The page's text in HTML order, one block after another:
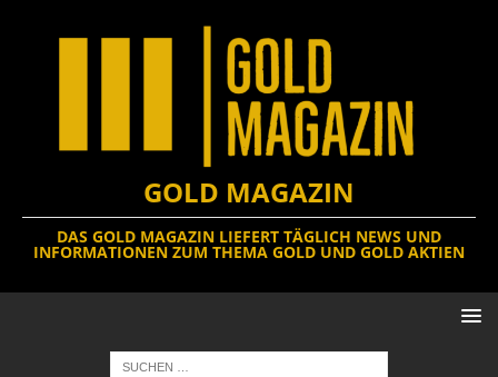
GOLD MAGAZIN
DAS GOLD MAGAZIN LIEFERT TÄGLICH NEWS UND
INFORMATIONEN ZUM THEMA GOLD UND GOLD AKTIEN